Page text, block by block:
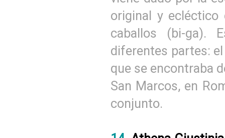
original y
caballos (bi-ga).
diferentes partes:
que se encontraba
San Marcos, en
conjunto.